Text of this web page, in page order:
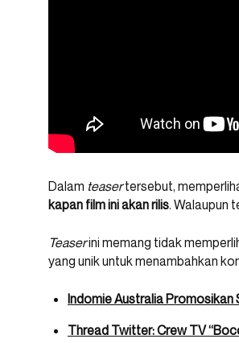
Dalam teasertersebut,
kapan film ini akan rilis. Walaupun
Teaserini memang tidak
yang unik untuk menambahkan
Indomie Australia Promosikan
Thread Twitter: Crew TV